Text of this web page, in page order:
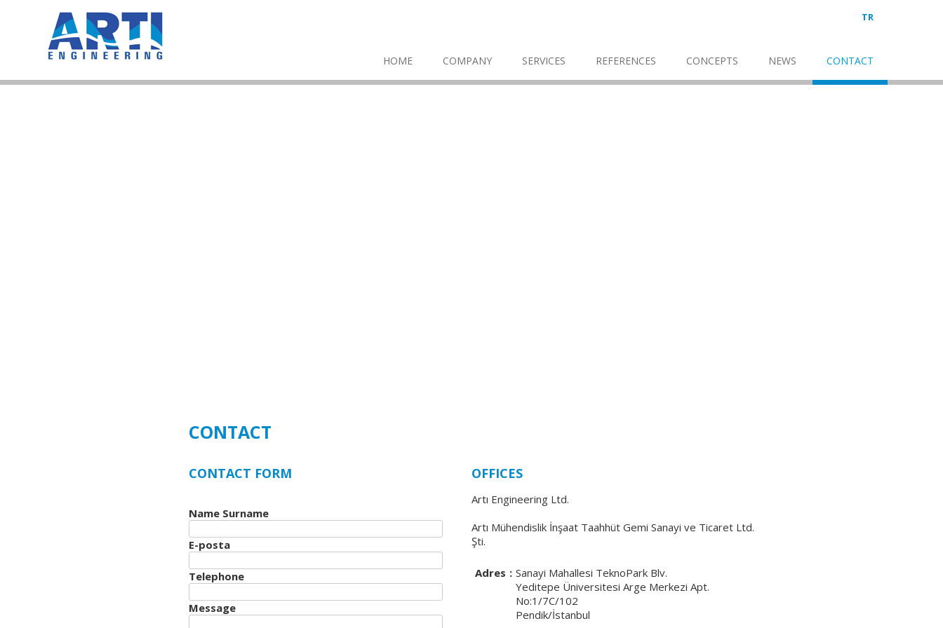
TR
HOME COMPANY SERVICES REFERENCES CONCEPTS NEWS CONTACT
CONTACT
CONTACT FORM
Name Surname
E-posta
Telephone
Message
OFFICES
Artı Engineering Ltd.
Artı Mühendislik İnşaat Taahhüt Gemi Sanayi ve Ticaret Ltd.
Şti.
Adres : Sanayi Mahallesi TeknoPark Blv.
Yeditepe Üniversitesi Arge Merkezi Apt.
No:1/7C/102
Pendik/İstanbul